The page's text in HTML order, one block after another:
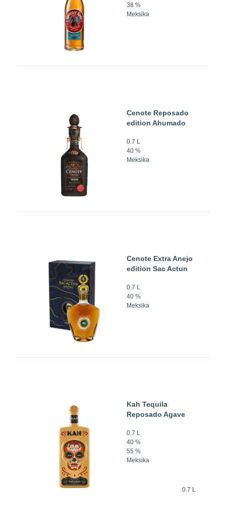
38 %
Meksika
Cenote Reposado
edition Ahumado
0.7 L
40 %
Meksika
Cenote Extra Anejo
edition Sac Actun
0.7 L
40 %
Meksika
Kah Tequila
Reposado Agave
0.7 L
40 %
55 %
Meksika
0.7 L